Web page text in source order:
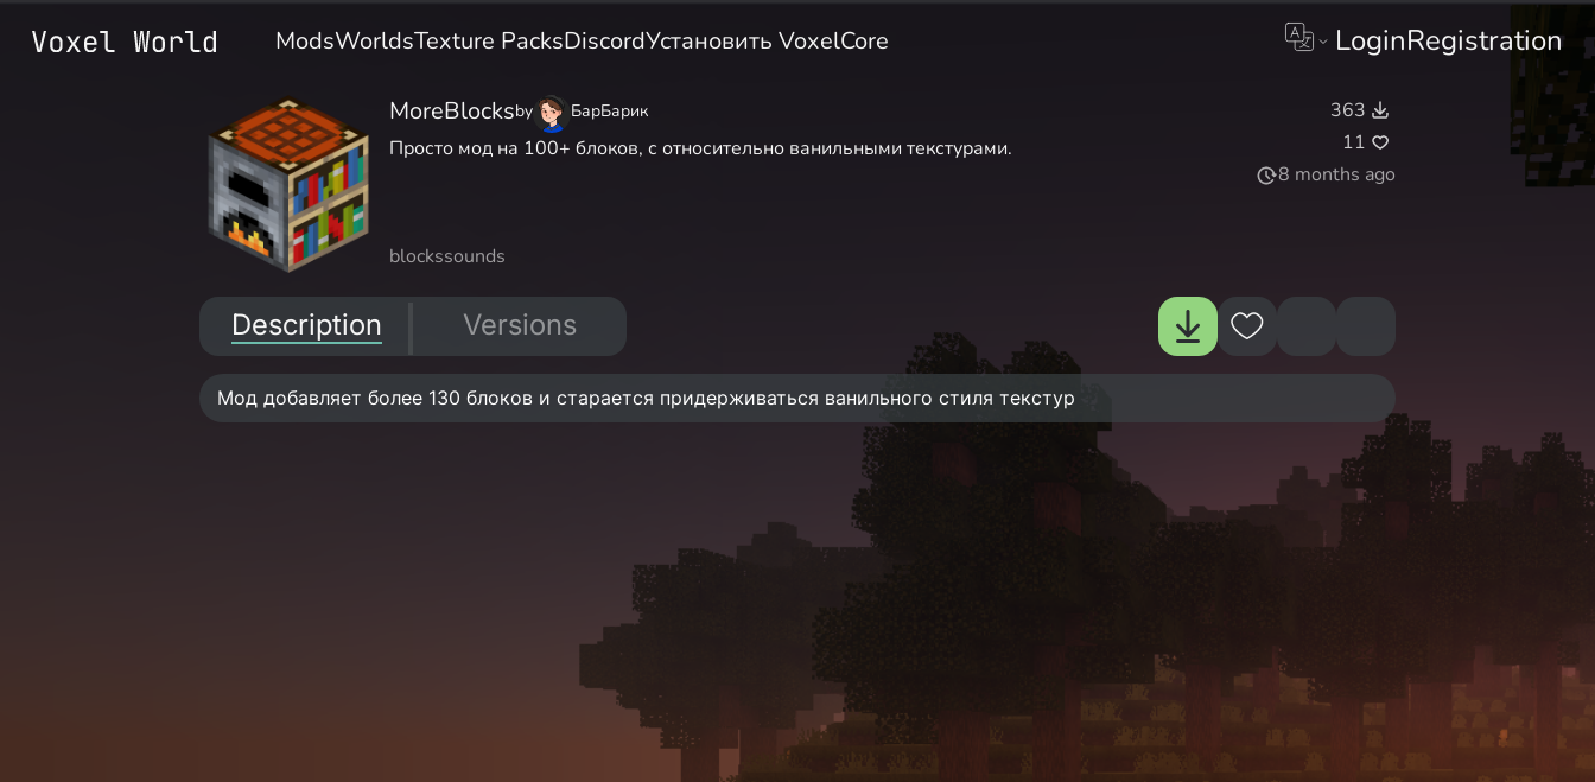
ModsWorldsTexture PacksDiscordУстановить VoxelCore LoginRegistration
MoreBlocksby БарБарик
Просто мод на 100+ блоков, с относительно ванильными текстурами.
blockssounds
363
11
8 months ago
Description Versions
Мод добавляет более 130 блоков и старается придерживаться ванильного стиля текстур